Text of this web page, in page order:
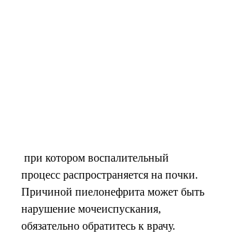
процесс распространяется на почки.
Причиной пиелонефрита может быть
нарушение мочеиспускания,
обязательно обратитесь к врачу.